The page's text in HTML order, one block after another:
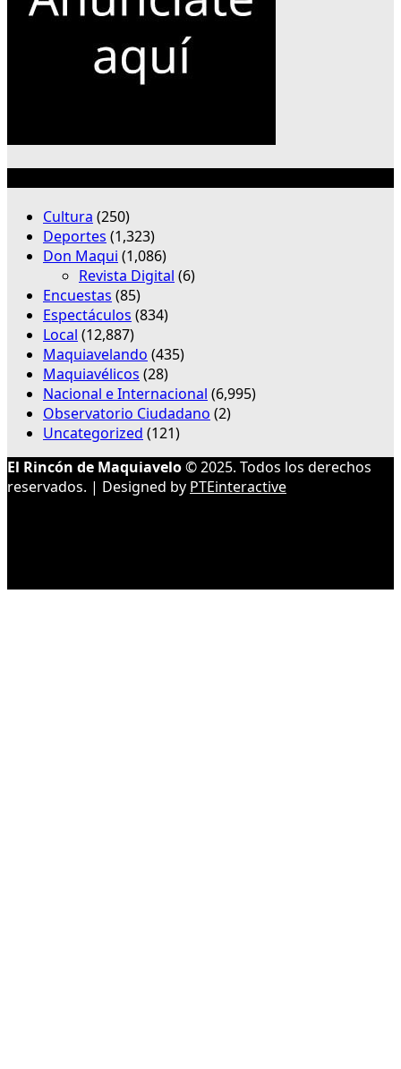
Cultura (250)
Deportes (1,323)
Don Maqui (1,086)
Revista Digital (6)
Encuestas (85)
Espectáculos (834)
Local (12,887)
Maquiavelando (435)
Maquiavélicos (28)
Nacional e Internacional (6,995)
Observatorio Ciudadano (2)
Uncategorized (121)
El Rincón de Maquiavelo© 2025. Todos los derechos
reservados. | Designed by PTEinteractive